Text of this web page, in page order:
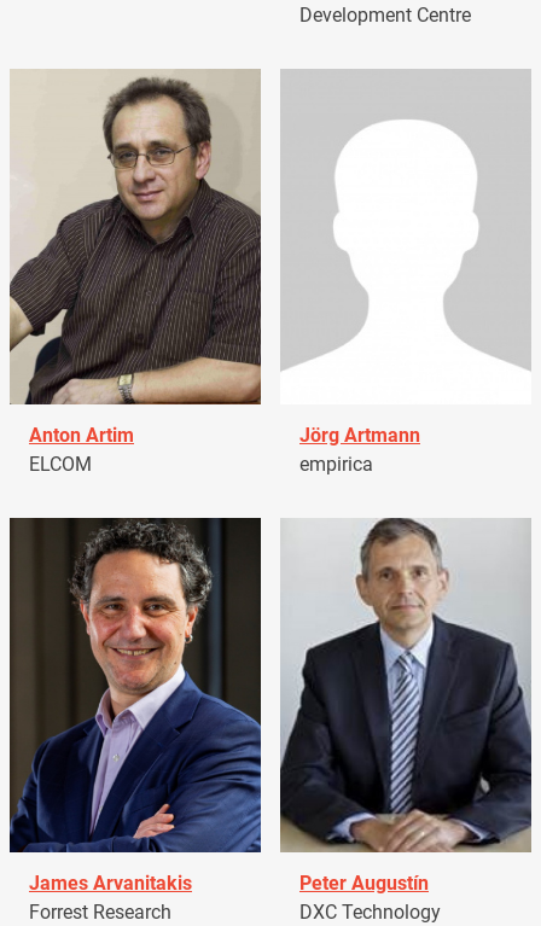
Development Centre
Anton Artim
ELCOM
Jörg Artmann
empirica
James Arvanitakis
Forrest Research
Peter Augustín
DXC Technology